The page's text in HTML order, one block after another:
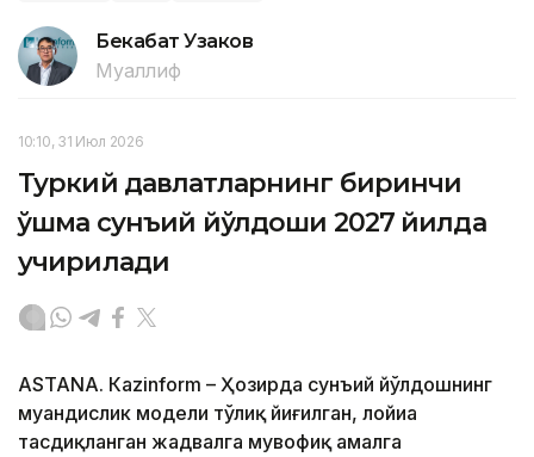
Бекабат Узаков
Муаллиф
10:10, 31 Июл 2026
Туркий давлатларнинг биринчи
қўшма сунъий йўлдоши 2027 йилда
учирилади
ASTANА. Кazinform – Ҳозирда сунъий йўлдошнинг
муҳандислик модели тўлиқ йиғилган, лойиҳа
тасдиқланган жадвалга мувофиқ амалга